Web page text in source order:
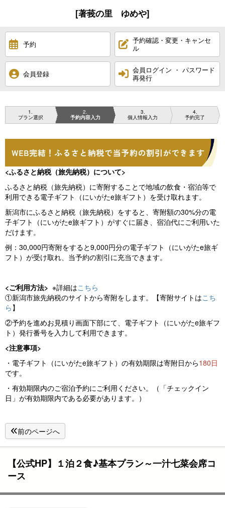
[著莪の里 ゆめや]
予約
予約確認・変更・キャンセ
ル
会員登録
会員ログイン ・ パスワード
再発行
1
プラン選択
2
予約内容入力
3
個人情報入力
4
予約完了
<ふるさと納税（旅先納税）について>
ふるさと納税（旅先納税）に寄附することで地域の飲食・宿泊等で
利用できる電子ギフト（にいがたe旅ギフト）を受け取れます。
新潟市にふるさと納税（旅先納税）をすると、寄附額の30%分の電
子ギフト（にいがたe旅ギフト）がすぐに届き、宿泊代にご利用いた
だけます。
例：30,000円寄附をすると9,000円分の電子ギフト（にいがたe旅ギ
フト）が受け取れ、当予約の割引に充当できます。
<ご利用方法> ※詳細はこちら
①新潟市旅先納税のサイトから寄附をします。【寄附サイトはこち
ら 】
②予約を進めお見積り画面下部にて、電子ギフト（にいがたe旅ギフ
ト）発行番号を入力して利用できます。
<注意事項>
・電子ギフト（にいがたe旅ギフト）の有効期限は寄附日から180日
です。
・有効期限内のご宿泊予約にご利用ください。（「チェックイン
日」が有効期限内である必要があります。）
前のページへ
【公式HP】１泊２食♪基本プラン～一汁七菜会席コ
ース